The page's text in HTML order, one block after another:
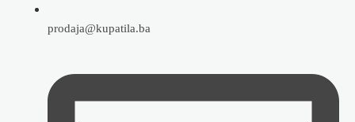
prodaja@kupatila.ba